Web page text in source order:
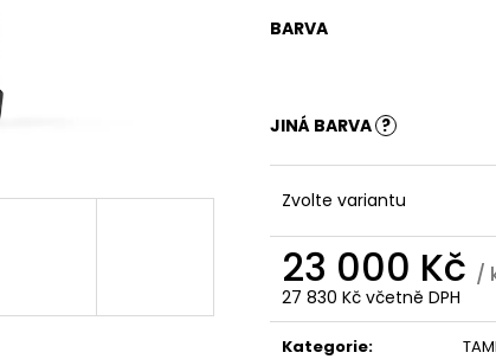
BARVA
JINÁ BARVA ?
Zvolte variantu
23 000 Kč /
27 830 Kč včetně DPH
Měrná
cena:
Kategorie: